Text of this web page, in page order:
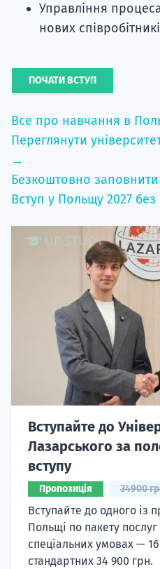
Управління
нових
ПОЧАТИ ВСТУП
Все про навчання в
Переглянути
→
Безкоштовно
Вступ у Польщу 2027
Вступайте до
Лазарського за
вступу
Пропозиція 34900
Вступайте до одного із
Польщі по пакету
спеціальних умовах —
стандартних 34 900 грн.